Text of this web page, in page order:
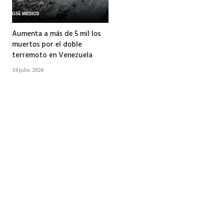
Aumenta a más de 5 mil los
muertos por el doble
terremoto en Venezuela
18 julio, 2026